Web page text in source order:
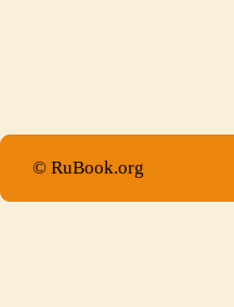
© RuBook.org